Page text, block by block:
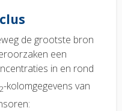
de grootste bron
een
in en rond
2-kolomgegevens van